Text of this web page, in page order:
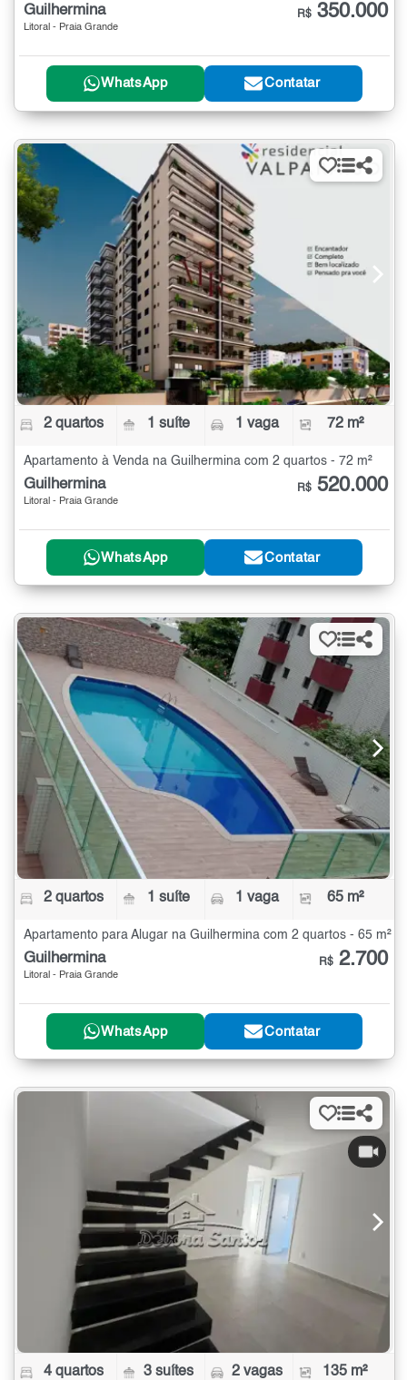
Guilhermina
Litoral - Praia Grande
R$ 350.000
WhatsApp Contatar
2 quartos 1 suíte 1 vaga 72 m²
Apartamento à Venda na Guilhermina com 2 quartos - 72 m²
Guilhermina
Litoral - Praia Grande
R$ 520.000
WhatsApp Contatar
2 quartos 1 suíte 1 vaga 65 m²
Apartamento para Alugar na Guilhermina com 2 quartos - 65 m²
Guilhermina
Litoral - Praia Grande
R$ 2.700
WhatsApp Contatar
4 quartos 3 suítes 2 vagas 135 m²